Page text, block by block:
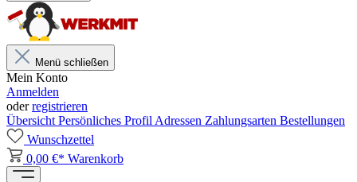
Menü schließen
Mein Konto
Anmelden
oderregistrieren
Übersicht Persönliches Profil Adressen Zahlungsarten Bestellungen
Wunschzettel
0,00 €* Warenkorb